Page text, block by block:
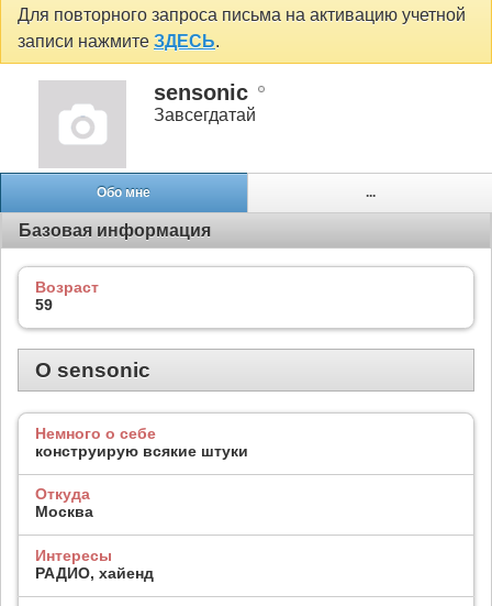
Для повторного запроса письма на активацию учетной
записи нажмите ЗДЕСЬ.
sensonic
Завсегдатай
Обо мне ...
Базовая информация
Возраст
59
О sensonic
Немного о себе
конструирую всякие штуки
Откуда
Москва
Интересы
РАДИО, хайенд